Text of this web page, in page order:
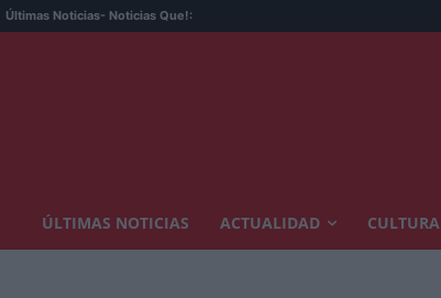
Últimas Noticias- Noticias Que!:
ÚLTIMAS NOTICIAS ACTUALIDAD CULTURA